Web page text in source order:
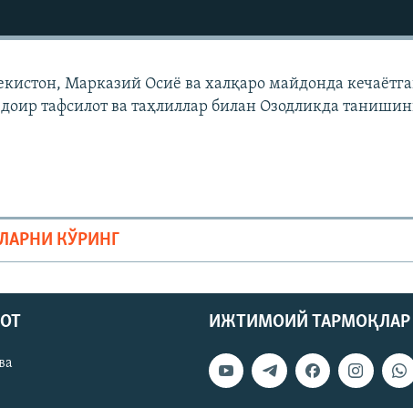
Марказий Осиë ва халқаро майдонда
тафсилот ва таҳлиллар билан Озодликда
КЎРИНГ
ИЖТИМОИЙ ТАРМОҚЛАР